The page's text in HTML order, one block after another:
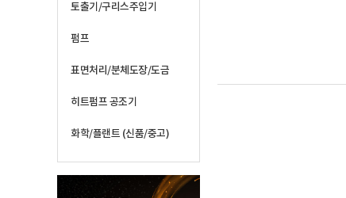
토출기/구리스주입기
펌프
표면처리/분체도장/도금
히트펌프 공조기
화학/플랜트 (신품/중고)